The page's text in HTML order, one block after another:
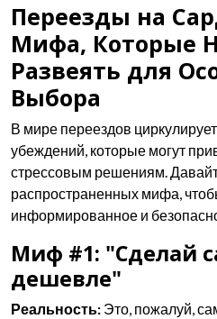
Переезды на
Мифа, Которые
Развеять для
Выбора
В мире переездов
убеждений, которые могут
стрессовым решениям.
распространенных мифа,
информированное и
Миф #1: "Сделай
дешевле"
Реальность: Это, пожалуй,